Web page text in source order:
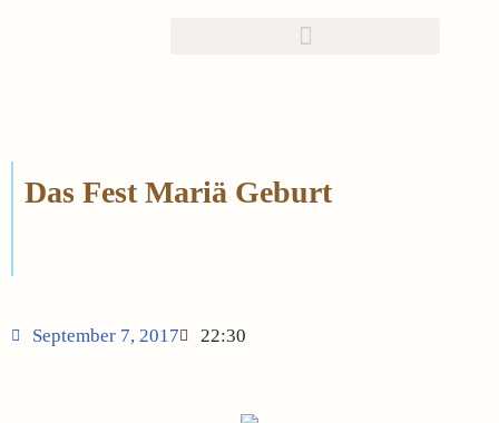
Das Fest Mariä Geburt
September 7, 2017 22:30